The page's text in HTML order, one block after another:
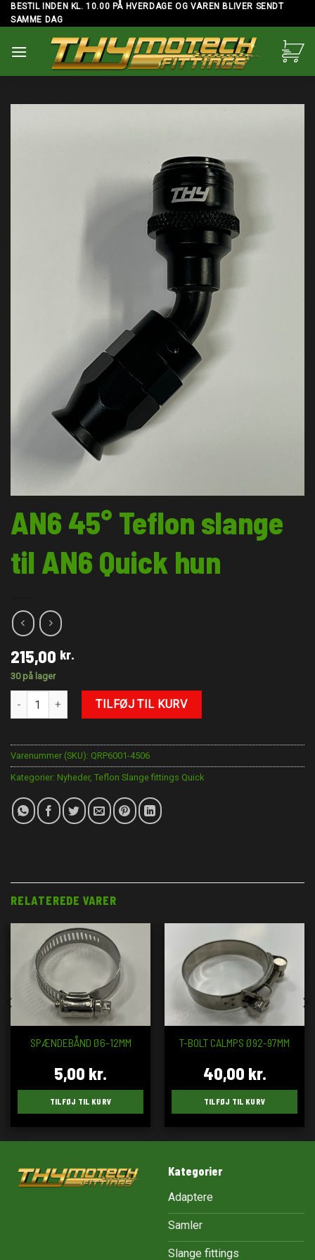
Skip
to
BESTIL INDEN KL. 10.00 PÅ HVERDAGE OG VAREN BLIVER SENDT
SAMME DAG
AN6 45° Teflon slange
til AN6 Quick hun
215,00 kr.
30 på lager
AN6 45° Teflon slange til AN6 Quick hun antal
TILFØJ TIL KURV
Varenummer (SKU): QRP6001-4506
Kategorier: Nyheder, Teflon Slange fittings Quick
RELATEREDE VARER
SPÆNDEBÅND Ø6-12MM
5,00 kr.
TILFØJ TIL KURV
T-BOLT CALMPS Ø92-97MM
40,00 kr.
TILFØJ TIL KURV
Kategorier
Adaptere
Samler
Slange fittings